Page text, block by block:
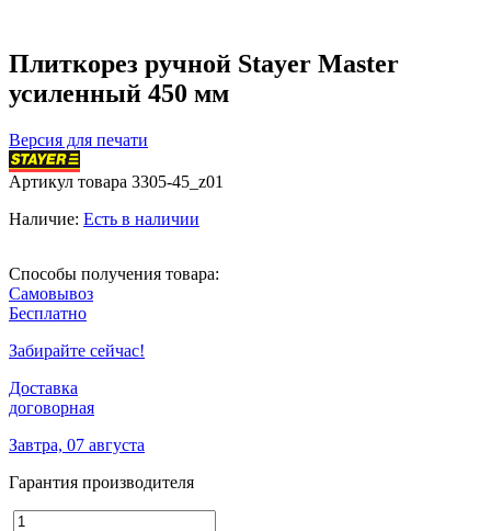
Плиткорез ручной Stayer Master
усиленный 450 мм
Версия для печати
Артикул товара 3305-45_z01
Наличие: Есть в наличии
Способы получения товара:
Самовывоз
Бесплатно
Забирайте сейчас!
Доставка
договорная
Завтра, 07 августа
Гарантия производителя